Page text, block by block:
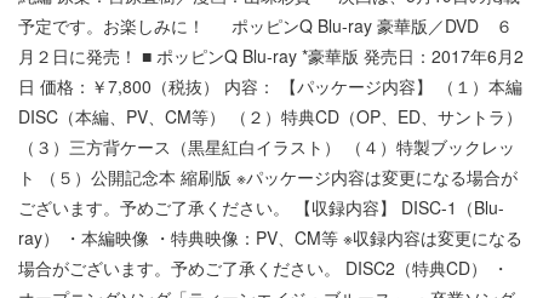
予定です。お楽しみに！ ポッピンQ Blu-ray 豪華版／DVD ６
月２日に発売！ ■ ポッピンQ Blu-ray *豪華版 発売日：2017年6月2
日 価格：￥7,800（税抜） 内容： 【パッケージ内容】 （１）本編
DISC（本編、PV、CM等） （２）特典CD（OP、ED、サントラ）
（３）三方背ケース（黒星紅白イラスト） （４）特製ブックレッ
ト （５）公開記念本 縮刷版 ※パッケージ内容は変更になる場合が
ございます。予めご了承ください。 【収録内容】 DISC-1（Blu-
ray） ・本編映像 ・特典映像：PV、CM等 ※収録内容は変更になる
場合がございます。予めご了承ください。 DISC2（特典CD） ・